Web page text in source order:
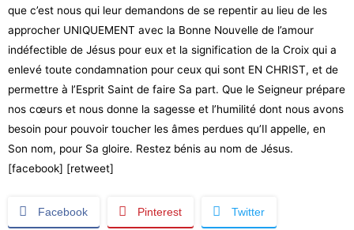
que c’est nous qui leur demandons de se repentir au lieu de les
approcher UNIQUEMENT avec la Bonne Nouvelle de l’amour
indéfectible de Jésus pour eux et la signification de la Croix qui a
enlevé toute condamnation pour ceux qui sont EN CHRIST, et de
permettre à l’Esprit Saint de faire Sa part. Que le Seigneur prépare
nos cœurs et nous donne la sagesse et l’humilité dont nous avons
besoin pour pouvoir toucher les âmes perdues qu’Il appelle, en
Son nom, pour Sa gloire. Restez bénis au nom de Jésus.
[facebook] [retweet]
Facebook Pinterest Twitter